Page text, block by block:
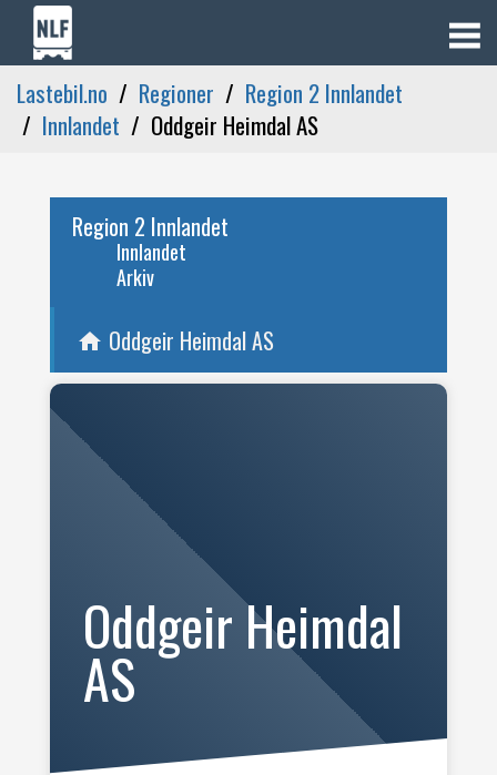
Lastebil.no Regioner
Region 2 Innlandet
Innlandet
Oddgeir Heimdal AS
Region 2 Innlandet
Innlandet
Arkiv
home Oddgeir Heimdal AS
Oddgeir Heimdal
AS